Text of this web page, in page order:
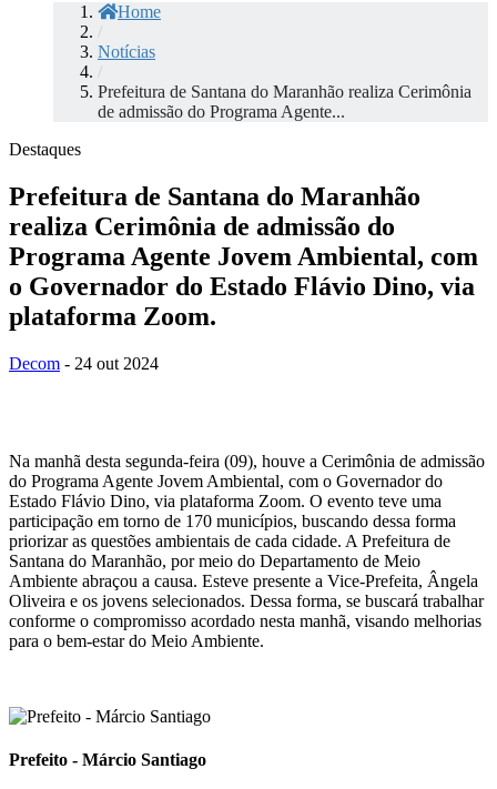
Home
/
Notícias
/
Prefeitura de Santana do Maranhão realiza Cerimônia
de admissão do Programa Agente...
Destaques
Prefeitura de Santana do Maranhão
realiza Cerimônia de admissão do
Programa Agente Jovem Ambiental, com
o Governador do Estado Flávio Dino, via
plataforma Zoom.
Decom - 24 out 2024
Na manhã desta segunda-feira (09), houve a Cerimônia de admissão
do Programa Agente Jovem Ambiental, com o Governador do
Estado Flávio Dino, via plataforma Zoom. O evento teve uma
participação em torno de 170 municípios, buscando dessa forma
priorizar as questões ambientais de cada cidade. A Prefeitura de
Santana do Maranhão, por meio do Departamento de Meio
Ambiente abraçou a causa. Esteve presente a Vice-Prefeita, Ângela
Oliveira e os jovens selecionados. Dessa forma, se buscará trabalhar
conforme o compromisso acordado nesta manhã, visando melhorias
para o bem-estar do Meio Ambiente.
Prefeito - Márcio Santiago